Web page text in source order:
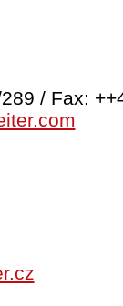
/ Fax: